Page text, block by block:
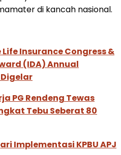
di kancah nasional.
Insurance Congress &
(IDA) Annual
PG Rendeng Tewas
Tebu Seberat 80
Implementasi KPBU APJ